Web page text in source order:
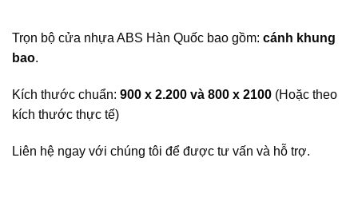
Trọn bộ cửa nhựa ABS Hàn Quốc bao gồm: cánh khung
bao.
Kích thước chuẩn: 900 x 2.200 và 800 x 2100 (Hoặc theo
kích thước thực tế)
Liên hệ ngay với chúng tôi để được tư vấn và hỗ trợ.